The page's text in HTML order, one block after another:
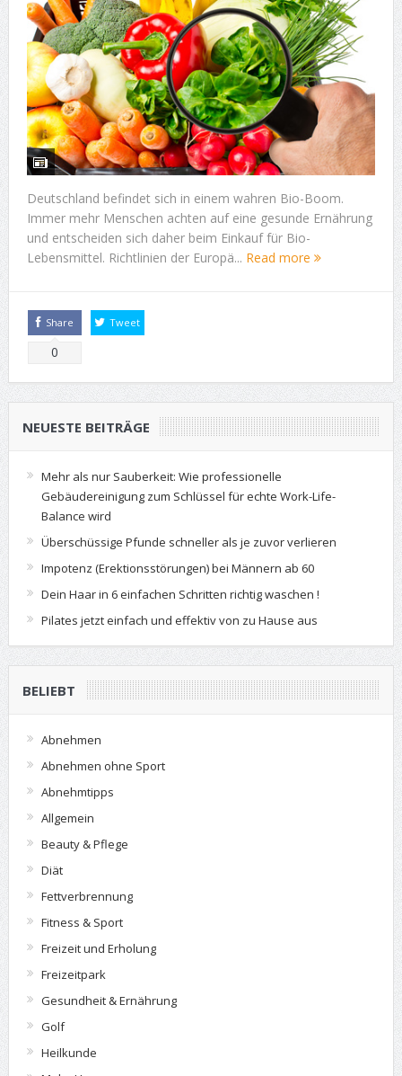
Deutschland befindet sich in einem wahren Bio-Boom.
Immer mehr Menschen achten auf eine gesunde Ernährung
und entscheiden sich daher beim Einkauf für Bio-
Lebensmittel. Richtlinien der Europä... Read more
Share
0
Tweet
NEUESTE BEITRÄGE
Mehr als nur Sauberkeit: Wie professionelle
Gebäudereinigung zum Schlüssel für echte Work-Life-
Balance wird
Überschüssige Pfunde schneller als je zuvor verlieren
Impotenz (Erektionsstörungen) bei Männern ab 60
Dein Haar in 6 einfachen Schritten richtig waschen !
Pilates jetzt einfach und effektiv von zu Hause aus
BELIEBT
Abnehmen
Abnehmen ohne Sport
Abnehmtipps
Allgemein
Beauty & Pflege
Diät
Fettverbrennung
Fitness & Sport
Freizeit und Erholung
Freizeitpark
Gesundheit & Ernährung
Golf
Heilkunde